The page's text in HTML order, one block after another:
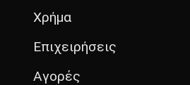
Χρήμα
Επιχειρήσεις
Αγορές